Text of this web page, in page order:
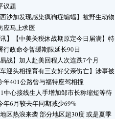
议题
西沙加发现感染疯狗症蝙蝠】被野生动物
应马上求医
讯】【中美关税休战期原定今日届满】特
行政命令暂缓期限延长90日
易战】加人赴美回程人次连跌7个月
车迎头相撞育有三女好父亲伤亡】涉事被
年401公路曾与福特座驾相撞
中心接线生人手增加邹市长称缩短等待
年6月较去年同期减少69%
区热浪来袭 部分地区超30度 或是夏季